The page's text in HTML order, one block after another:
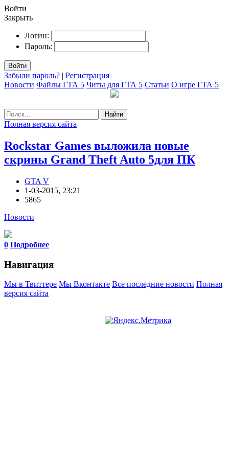
Войти
Закрыть
Логин:
Пароль:
Войти
Забыли пароль? | Регистрация
Новости Файлы ГТА 5 Читы для ГТА 5 Статьи О игре ГТА 5
Найти
Полная версия сайта
Rockstar Games выложила новые
скрины Grand Theft Auto 5для ПК
GTA V
1-03-2015, 23:21
5865
Новости
0 Подробнее
Навигация
Мы в Твиттере Мы Вконтакте Все последние новости Полная
версия сайта